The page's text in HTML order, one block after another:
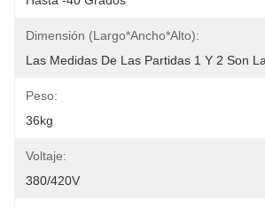
Dimensión (largo*ancho*alto):
Las Medidas De Las Partidas 1 Y 2 Son
Peso:
36kg
Voltaje:
380/420V